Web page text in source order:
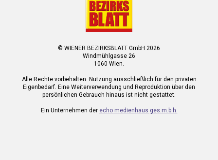
© WIENER BEZIRKSBLATT GmbH 2026
Windmühlgasse 26
1060 Wien.
Alle Rechte vorbehalten. Nutzung ausschließlich für den privaten
Eigenbedarf. Eine Weiterverwendung und Reproduktion über den
persönlichen Gebrauch hinaus ist nicht gestattet.
Ein Unternehmen der echo medienhaus ges.m.b.h.